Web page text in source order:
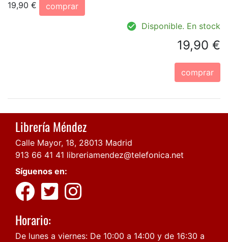
19,90 €
comprar
Disponible. En stock
19,90 €
comprar
Librería Méndez
Calle Mayor, 18, 28013 Madrid
913 66 41 41 libreriamendez@telefonica.net
Síguenos en:
Horario:
De lunes a viernes: De 10:00 a 14:00 y de 16:30 a